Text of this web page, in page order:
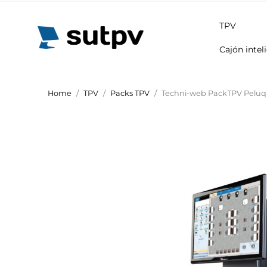
TPV
Cajón
Home TPV Packs TPV Techni-web PackTPV